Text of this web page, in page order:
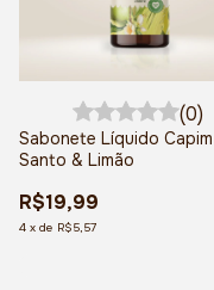
(0)
Sabonete Líquido Capim
Santo & Limão
R$19,99
4 x de R$5,57